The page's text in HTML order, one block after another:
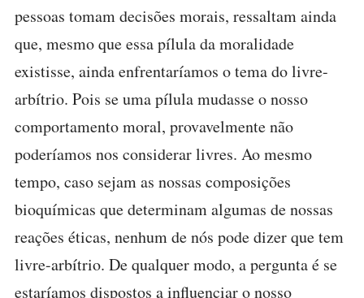
pessoas tomam decisões morais, ressaltam ainda
que, mesmo que essa pílula da moralidade
existisse, ainda enfrentaríamos o tema do livre-
arbítrio. Pois se uma pílula mudasse o nosso
comportamento moral, provavelmente não
poderíamos nos considerar livres. Ao mesmo
tempo, caso sejam as nossas composições
bioquímicas que determinam algumas de nossas
reações éticas, nenhum de nós pode dizer que tem
livre-arbítrio. De qualquer modo, a pergunta é se
estaríamos dispostos a influenciar o nosso